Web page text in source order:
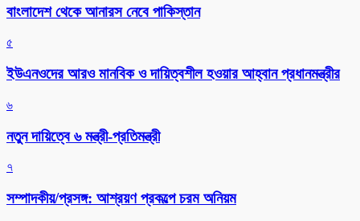
বাংলাদেশ থেকে আনারস নেবে পাকিস্তান
৫
ইউএনওদের আরও মানবিক ও দায়িত্বশীল হওয়ার আহ্বান প্রধানমন্ত্রীর
৬
নতুন দায়িত্বে ৬ মন্ত্রী-প্রতিমন্ত্রী
৭
সম্পাদকীয়/প্রসঙ্গ: আশ্রয়ণ প্রকল্পে চরম অনিয়ম